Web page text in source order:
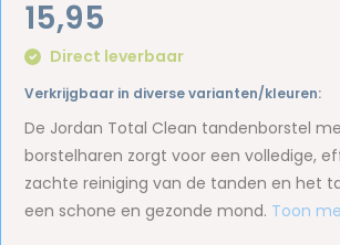
15,95
Direct leverbaar
Verkrijgbaar in diverse varianten/kleuren:
De Jordan Total Clean tandenborstel
borstelharen zorgt voor een volledige,
zachte reiniging van de tanden en het
een schone en gezonde mond. Toon